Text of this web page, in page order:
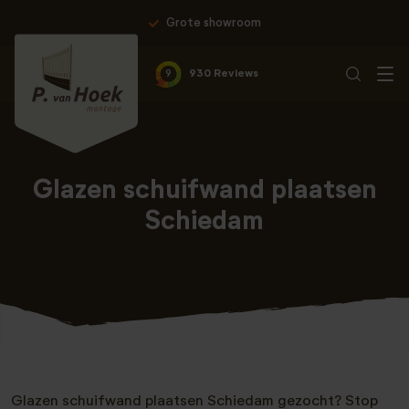
Grote showroom
9 930 Reviews
Glazen schuifwand plaatsen
Schiedam
Glazen schuifwand plaatsen Schiedam gezocht? Stop